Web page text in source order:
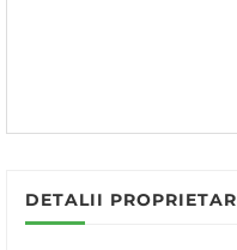
DETALII PROPRIETAR